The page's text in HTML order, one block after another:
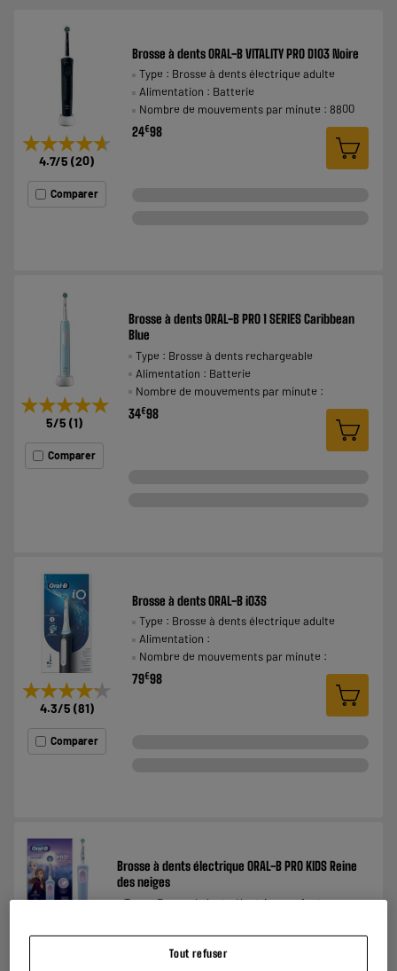
★★★★★
★★★★★
4.7/5 (20)
Comparer
Brosse à dents ORAL-B VITALITY PRO D103 Noire
Type : Brosse à dents électrique adulte
Alimentation : Batterie
Nombre de mouvements par minute : 8800
24€98
★★★★★
★★★★★
5/5 (1)
Comparer
Brosse à dents ORAL-B PRO 1 SERIES Caribbean
Blue
Type : Brosse à dents rechargeable
Alimentation : Batterie
Nombre de mouvements par minute :
34€98
★★★★★
★★★★★
4.3/5 (81)
Comparer
Brosse à dents ORAL-B iO3S
Type : Brosse à dents électrique adulte
Alimentation :
Nombre de mouvements par minute :
79€98
★★★★★
★★★★★
Brosse à dents électrique ORAL-B PRO KIDS Reine
des neiges
Type : Brosse à dents électrique enfant
Nombre de mouvements par minute :
Tout refuser